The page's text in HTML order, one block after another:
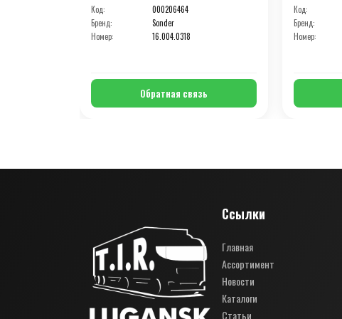
Код:
000206464
Бренд:
Sonder
Номер:
16.004.0318
Обратная связь
Код:
Бренд:
Номер:
Ссылки
Главная
Ассортимент
Новости
Каталоги
Статьи